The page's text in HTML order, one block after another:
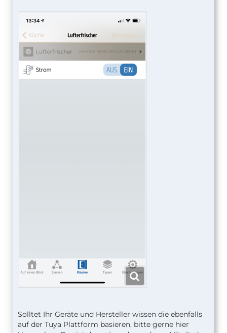
Solltet Ihr Geräte und Hersteller wissen die ebenfalls
auf der Tuya Plattform basieren, bitte gerne hier